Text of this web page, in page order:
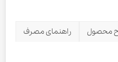
محصول
راهنمای مصرف